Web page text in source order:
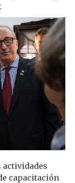
.
actividades
capacitación